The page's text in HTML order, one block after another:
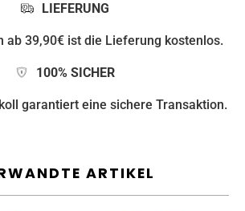
LIEFERUNG
ab 39,90€ ist die Lieferung kostenlos.
100% SICHER
garantiert eine sichere Transaktion.
ARTIKEL